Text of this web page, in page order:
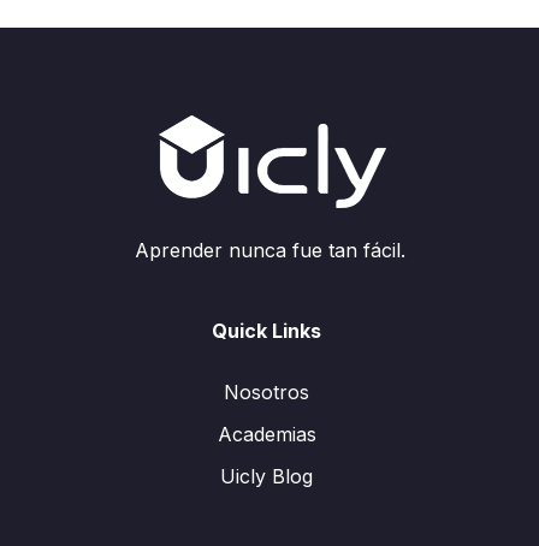
Aprender nunca fue tan fácil.
Quick Links
Nosotros
Academias
Uicly Blog